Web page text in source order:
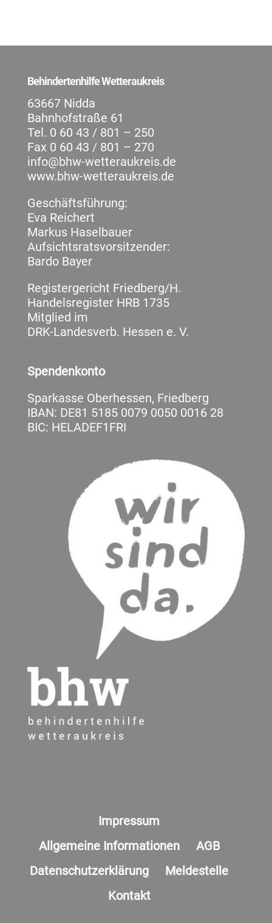
Behindertenhilfe Wetteraukreis
63667 Nidda
Bahnhofstraße 61
Tel. 0 60 43 / 801 – 250
Fax 0 60 43 / 801 – 270
info@bhw-wetteraukreis.de
www.bhw-wetteraukreis.de
Geschäftsführung:
Eva Reichert
Markus Haselbauer
Aufsichtsratsvorsitzender:
Bardo Bayer
Registergericht Friedberg/H.
Handelsregister HRB 1735
Mitglied im
DRK-Landesverb. Hessen e. V.
Spendenkonto
Sparkasse Oberhessen, Friedberg
IBAN: DE81 5185 0079 0050 0016 28
BIC: HELADEF1FRI
Impressum
Allgemeine Informationen
AGB
Datenschutzerklärung
Meldestelle
Kontakt